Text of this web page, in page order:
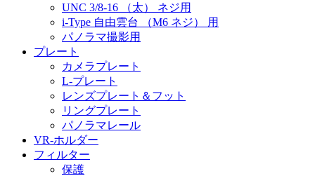
UNC 3/8-16 （太） ネジ用
i-Type 自由雲台 （M6 ネジ） 用
パノラマ撮影用
プレート
カメラプレート
L-プレート
レンズプレート＆フット
リングプレート
パノラマレール
VR-ホルダー
フィルター
保護